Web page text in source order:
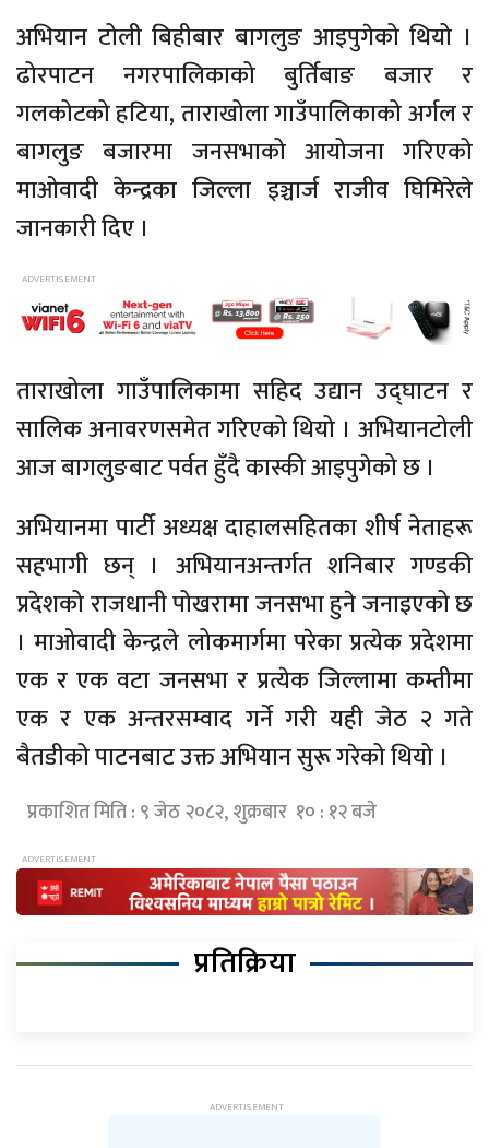
अभियान टोली बिहीबार बागलुङ आइपुगेको थियो ।
ढोरपाटन नगरपालिकाको बुर्तिबाङ बजार र
गलकोटको हटिया, ताराखोला गाउँपालिकाको अर्गल र
बागलुङ बजारमा जनसभाको आयोजना गरिएको
माओवादी केन्द्रका जिल्ला इञ्चार्ज राजीव घिमिरेले
जानकारी दिए ।
ताराखोला गाउँपालिकामा सहिद उद्यान उद्घाटन र
सालिक अनावरणसमेत गरिएको थियो । अभियानटोली
आज बागलुङबाट पर्वत हुँदै कास्की आइपुगेको छ ।
अभियानमा पार्टी अध्यक्ष दाहालसहितका शीर्ष नेताहरू
सहभागी छन् । अभियानअन्तर्गत शनिबार गण्डकी
प्रदेशको राजधानी पोखरामा जनसभा हुने जनाइएको छ
। माओवादी केन्द्रले लोकमार्गमा परेका प्रत्येक प्रदेशमा
एक र एक वटा जनसभा र प्रत्येक जिल्लामा कम्तीमा
एक र एक अन्तरसम्वाद गर्ने गरी यही जेठ २ गते
बैतडीको पाटनबाट उक्त अभियान सुरू गरेको थियो ।
प्रकाशित मिति : ९ जेठ २०८२, शुक्रबार १० : १२ बजे
प्रतिक्रिया